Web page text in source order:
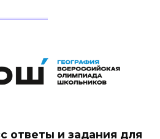
ответы и задания для